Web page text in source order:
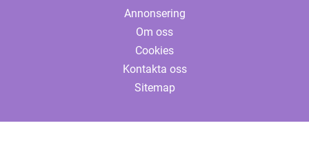
Annonsering
Om oss
Cookies
Kontakta oss
Sitemap